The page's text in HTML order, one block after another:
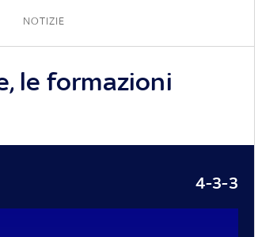
NOTIZIE
le formazioni
4-3-3